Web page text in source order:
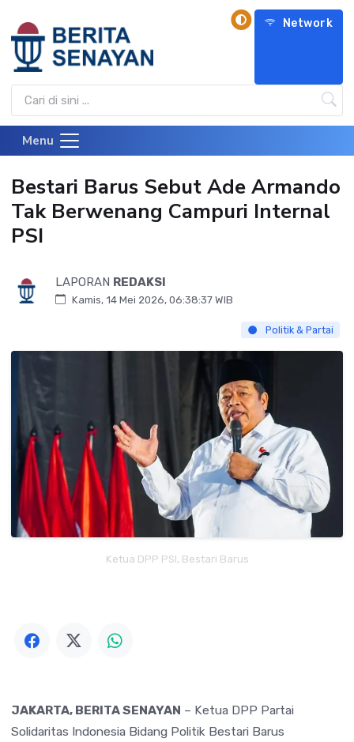
Network
Menu
Bestari Barus Sebut Ade Armando
Tak Berwenang Campuri Internal
PSI
LAPORAN REDAKSI
Kamis, 14 Mei 2026, 06:38:37 WIB
Politik & Partai
Ketua DPP PSI, Bestari Barus
JAKARTA, BERITA SENAYAN – Ketua DPP Partai
Solidaritas Indonesia Bidang Politik Bestari Barus